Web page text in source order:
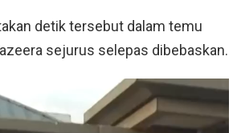
detik tersebut dalam temu
sejurus selepas dibebaskan.